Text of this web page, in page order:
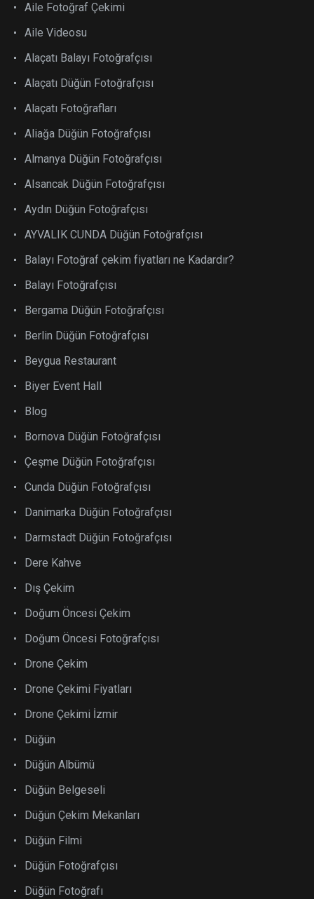
Aile Fotoğraf Çekimi
Aile Videosu
Alaçatı Balayı Fotoğrafçısı
Alaçatı Düğün Fotoğrafçısı
Alaçatı Fotoğrafları
Aliağa Düğün Fotoğrafçısı
Almanya Düğün Fotoğrafçısı
Alsancak Düğün Fotoğrafçısı
Aydın Düğün Fotoğrafçısı
AYVALIK CUNDA Düğün Fotoğrafçısı
Balayı Fotoğraf çekim fiyatları ne Kadardır?
Balayı Fotoğrafçısı
Bergama Düğün Fotoğrafçısı
Berlin Düğün Fotoğrafçısı
Beygua Restaurant
Biyer Event Hall
Blog
Bornova Düğün Fotoğrafçısı
Çeşme Düğün Fotoğrafçısı
Cunda Düğün Fotoğrafçısı
Danimarka Düğün Fotoğrafçısı
Darmstadt Düğün Fotoğrafçısı
Dere Kahve
Dış Çekim
Doğum Öncesi Çekim
Doğum Öncesi Fotoğrafçısı
Drone Çekim
Drone Çekimi Fiyatları
Drone Çekimi İzmir
Düğün
Düğün Albümü
Düğün Belgeseli
Düğün Çekim Mekanları
Düğün Filmi
Düğün Fotoğrafçısı
Düğün Fotoğrafı